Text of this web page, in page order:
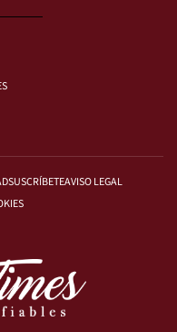
SUSCRÍBETEAVISO LEGAL